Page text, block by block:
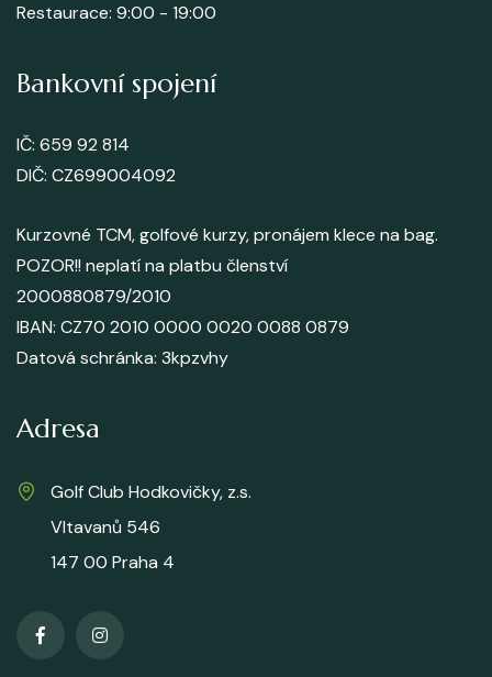
Restaurace: 9:00 - 19:00
Bankovní spojení
IČ: 659 92 814
DIČ: CZ699004092
Kurzovné TCM, golfové kurzy, pronájem klece na bag.
POZOR!! neplatí na platbu členství
2000880879/2010
IBAN: CZ70 2010 0000 0020 0088 0879
Datová schránka: 3kpzvhy
Adresa
Golf Club Hodkovičky, z.s.
Vltavanů 546
147 00 Praha 4